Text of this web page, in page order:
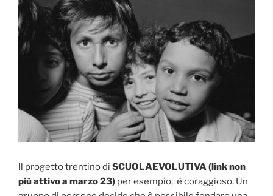
Il progetto trentino di SCUOLAEVOLUTIVA (link non
più attivo a marzo 23) per esempio, è coraggioso. Un